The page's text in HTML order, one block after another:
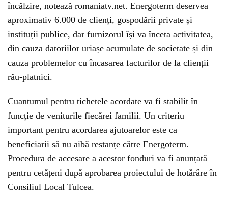
încălzire, notează romaniatv.net. Energoterm deservea
aproximativ 6.000 de clienți, gospodării private și
instituții publice, dar furnizorul își va înceta activitatea,
din cauza datoriilor uriașe acumulate de societate și din
cauza problemelor cu încasarea facturilor de la clienții
rău-platnici.
Cuantumul pentru tichetele acordate va fi stabilit în
funcție de veniturile fiecărei familii. Un criteriu
important pentru acordarea ajutoarelor este ca
beneficiarii să nu aibă restanțe către Energoterm.
Procedura de accesare a acestor fonduri va fi anunțată
pentru cetățeni după aprobarea proiectului de hotărâre în
Consiliul Local Tulcea.